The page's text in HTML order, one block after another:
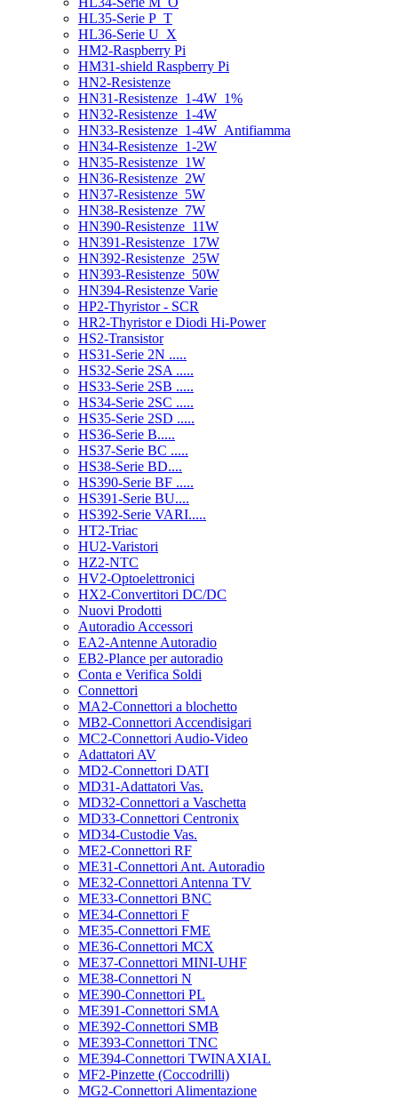
HL35-Serie P_T
HL36-Serie U_X
HM2-Raspberry Pi
HM31-shield Raspberry Pi
HN2-Resistenze
HN31-Resistenze_1-4W_1%
HN32-Resistenze_1-4W
HN33-Resistenze_1-4W_Antifiamma
HN34-Resistenze_1-2W
HN35-Resistenze_1W
HN36-Resistenze_2W
HN37-Resistenze_5W
HN38-Resistenze_7W
HN390-Resistenze_11W
HN391-Resistenze_17W
HN392-Resistenze_25W
HN393-Resistenze_50W
HN394-Resistenze Varie
HP2-Thyristor - SCR
HR2-Thyristor e Diodi Hi-Power
HS2-Transistor
HS31-Serie 2N .....
HS32-Serie 2SA .....
HS33-Serie 2SB .....
HS34-Serie 2SC .....
HS35-Serie 2SD .....
HS36-Serie B.....
HS37-Serie BC .....
HS38-Serie BD....
HS390-Serie BF .....
HS391-Serie BU....
HS392-Serie VARI.....
HT2-Triac
HU2-Varistori
HZ2-NTC
HV2-Optoelettronici
HX2-Convertitori DC/DC
Nuovi Prodotti
Autoradio Accessori
EA2-Antenne Autoradio
EB2-Plance per autoradio
Conta e Verifica Soldi
Connettori
MA2-Connettori a blochetto
MB2-Connettori Accendisigari
MC2-Connettori Audio-Video
Adattatori AV
MD2-Connettori DATI
MD31-Adattatori Vas.
MD32-Connettori a Vaschetta
MD33-Connettori Centronix
MD34-Custodie Vas.
ME2-Connettori RF
ME31-Connettori Ant. Autoradio
ME32-Connettori Antenna TV
ME33-Connettori BNC
ME34-Connettori F
ME35-Connettori FME
ME36-Connettori MCX
ME37-Connettori MINI-UHF
ME38-Connettori N
ME390-Connettori PL
ME391-Connettori SMA
ME392-Connettori SMB
ME393-Connettori TNC
ME394-Connettori TWINAXIAL
MF2-Pinzette (Coccodrilli)
MG2-Connettori Alimentazione